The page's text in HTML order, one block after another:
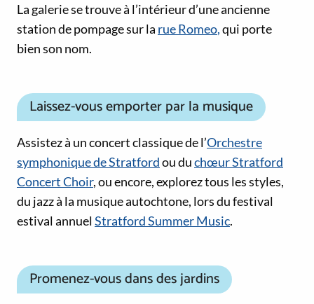
La galerie se trouve à l’intérieur d’une ancienne
station de pompage sur la rue Romeo,qui porte
bien son nom.
Laissez-vous emporter par la musique
Assistez à un concert classique de l’Orchestre
symphonique de Stratfordou duchœur Stratford
Concert Choir, ou encore, explorez tous les styles,
du jazz à la musique autochtone, lors du festival
estival annuelStratford Summer Music.
Promenez-vous dans des jardins